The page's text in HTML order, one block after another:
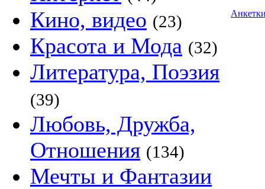
Кино, видео (23)
Красота и Мода (32)
Литература, Поэзия
(39)
Любовь, Дружба,
Отношения (134)
Мечты и Фантазии